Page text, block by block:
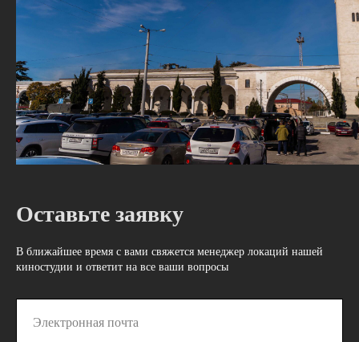
Оставьте заявку
В ближайшее время с вами свяжется менеджер локаций нашей
киностудии и ответит на все ваши вопросы